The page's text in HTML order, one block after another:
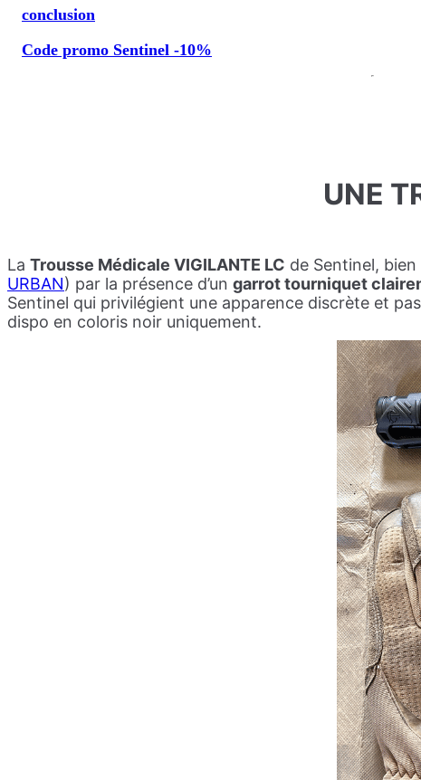
conclusion
Code promo Sentinel -10%
UNE
La Trousse Médicale VIGILANTE LC de Sentinel,
URBAN) par la présence d’un garrot tourniquet
Sentinel qui privilégient une apparence discrète et
dispo en coloris noir uniquement.